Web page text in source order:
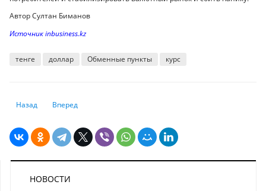
Автор Султан Биманов
Источник inbusiness.kz
тенге доллар Обменные пункты курс
Предыдущий: Минэкономики: Денежные переводы казахстанцев не
Назад Следующий: К казахстанцам с предупреждением
Вперед
НОВОСТИ